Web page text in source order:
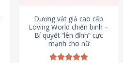
Dương vật giả cao cấp
Loving World chiến binh –
Bí quyết “lên đỉnh” cực
mạnh cho nữ